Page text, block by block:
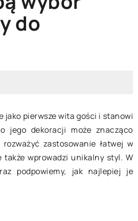
do
jako pierwsze wita gości i stanowi
jego dekoracji może znacząco
zastosowanie łatwej w
wprowadzi unikalny styl. W
podpowiemy, jak najlepiej je
AGD WYPOSAŻENIE DOMU
14 kwietnia 2023
Jak inteligentne gniazdka
elektryczne mogą ułatwić